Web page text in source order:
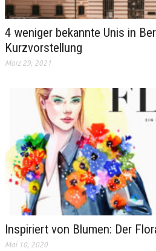
4 weniger bekannte Unis in
Kurzvorstellung
März 29, 2021
Inspiriert von Blumen: Der
Mai 10, 2020